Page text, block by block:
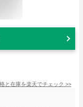
と在庫を楽天でチェック >>